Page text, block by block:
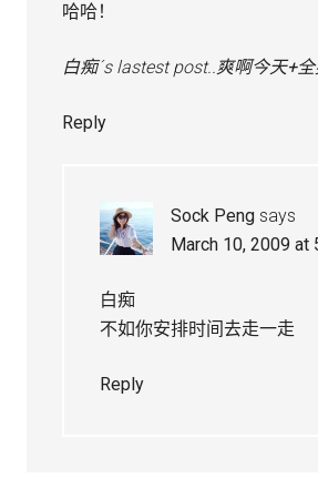
哈哈！
白痴´s lastest post..爽啊今天+全
Reply
Sock Peng says
March 10, 2009 at
白痴
不如你安排时间去走一走
Reply